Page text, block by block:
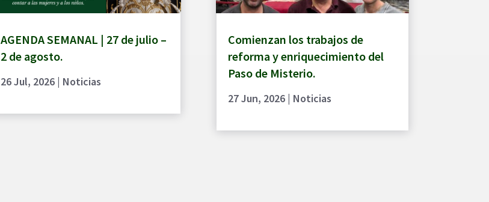
AGENDA SEMANAL | 27 de julio –
2 de agosto.
26 Jul, 2026| Noticias
Comienzan los trabajos de
reforma y enriquecimiento del
Paso de Misterio.
27 Jun, 2026| Noticias